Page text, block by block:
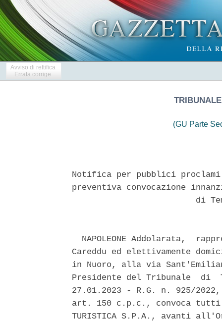
Avviso di rettifica
Errata corrige
(GU Parte
Notifica per pubblici
preventiva convocazione
di
NAPOLEONE Addolarata,
Careddu ed elettivamente
in Nuoro, alla via
Presidente del Tribunale  di
27.01.2023 - R.G. n. 925/
art. 150 c.p.c., convoca tutti i
TURISTICA S.P.A., avanti